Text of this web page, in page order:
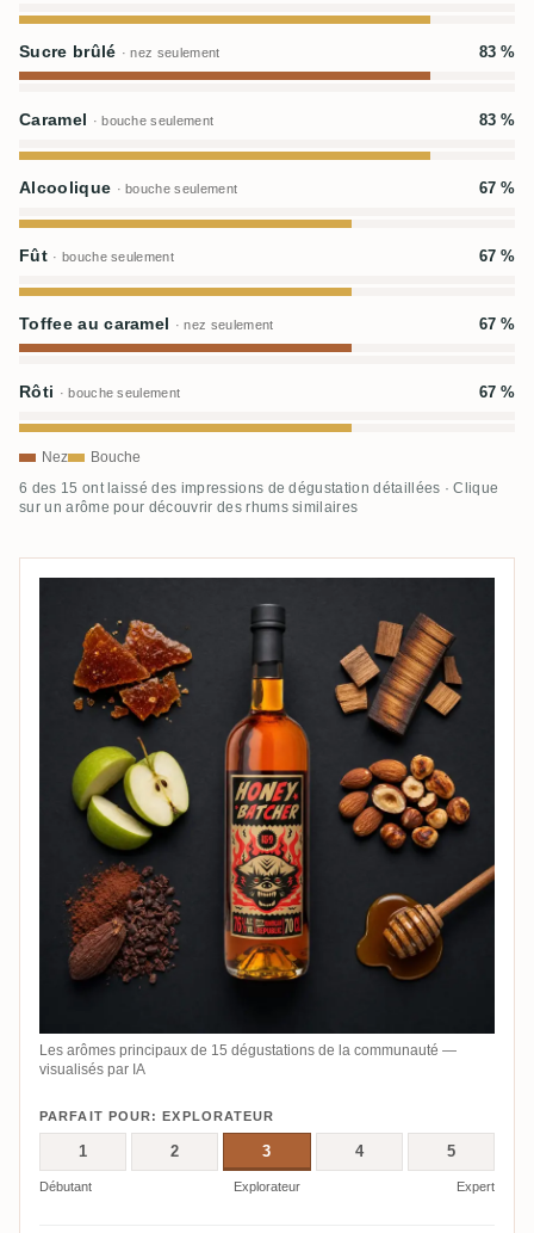
Sucre brûlé · nez seulement 83 %
Caramel · bouche seulement 83 %
Alcoolique · bouche seulement 67 %
Fût · bouche seulement 67 %
Toffee au caramel · nez seulement 67 %
Rôti · bouche seulement 67 %
Nez Bouche
6 des 15 ont laissé des impressions de dégustation détaillées · Clique
sur un arôme pour découvrir des rhums similaires
Les arômes principaux de 15 dégustations de la communauté —
visualisés par IA
PARFAIT POUR: EXPLORATEUR
1 2 3 4 5
Débutant Explorateur Expert